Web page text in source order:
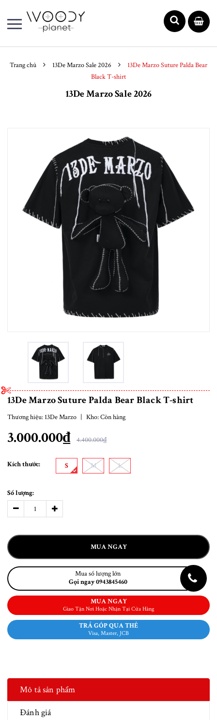
Trang chủ 13De Marzo Sale 2026
13De Marzo Suture Palda Bear
Black T-shirt
13De Marzo Sale 2026
13De Marzo Suture Palda Bear Black T-shirt
Thương hiệu: 13De Marzo | Kho:Còn hàng
3.000.000₫ 4.400.000₫
Kích thước: S M L
Số lượng:
MUA NGAY
Mua số lượng lớn
Gọi ngay 0943845460
MUA NGAY
Giao Tận Nơi Hoặc Nhận Tại Cửa Hàng
TRẢ GÓP QUA THẺ
Visa, Master, JCB
Mô tả sản phẩm
Đánh giá